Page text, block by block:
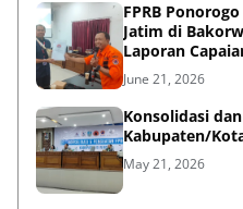
FPRB
Jatim di
Laporan
Sinergi
June 21, 2026
Konsolidasi
Kabupaten/
May 21, 2026